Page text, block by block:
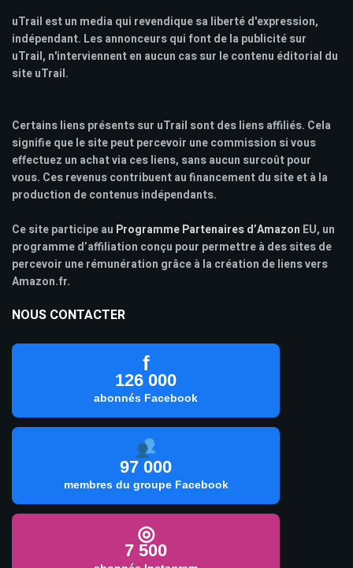
uTrail est un media qui revendique sa liberté d'expression,
indépendant. Les annonceurs qui font de la publicité sur
uTrail, n'interviennent en aucun cas sur le contenu éditorial du
site uTrail.
Certains liens présents sur uTrail sont des liens affiliés. Cela
signifie que le site peut percevoir une commission si vous
effectuez un achat via ces liens, sans aucun surcoût pour
vous. Ces revenus contribuent au financement du site et à la
production de contenus indépendants.
Ce site participe au Programme Partenaires d’Amazon EU, un
programme d’affiliation conçu pour permettre à des sites de
percevoir une rémunération grâce à la création de liens vers
Amazon.fr.
NOUS CONTACTER
f
126 000
abonnés Facebook
97 000
membres du groupe Facebook
◎
7 500